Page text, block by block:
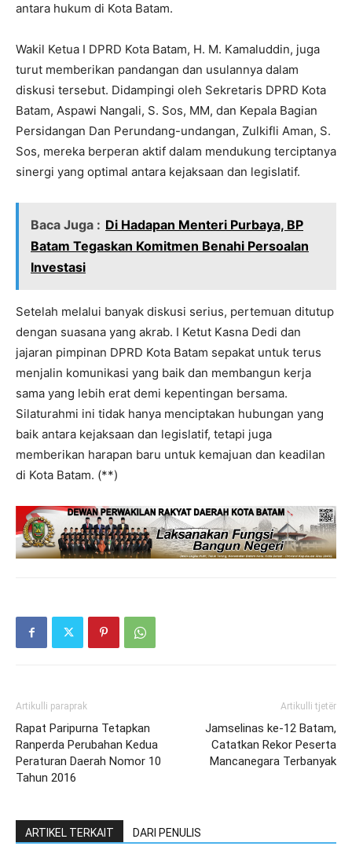
antara hukum di Kota Batam.
Wakil Ketua I DPRD Kota Batam, H. M. Kamaluddin, juga
turut memberikan pandangan dan usulannya dalam
diskusi tersebut. Didampingi oleh Sekretaris DPRD Kota
Batam, Aspawi Nangali, S. Sos, MM, dan Kepala Bagian
Persidangan Dan Perundang-undangan, Zulkifli Aman, S.
Sos, mereka berperan aktif dalam mendukung terciptanya
sinergi yang optimal antara kejaksaan dan legislatif.
Baca Juga : Di Hadapan Menteri Purbaya, BP
Batam Tegaskan Komitmen Benahi Persoalan
Investasi
Setelah melalui banyak diskusi serius, pertemuan ditutup
dengan suasana yang akrab. I Ketut Kasna Dedi dan
jajaran pimpinan DPRD Kota Batam sepakat untuk terus
menjalin komunikasi yang baik dan membangun kerja
sama yang lebih erat demi kepentingan bersama.
Silaturahmi ini tidak hanya menciptakan hubungan yang
baik antara kejaksaan dan legislatif, tetapi juga
memberikan harapan baru untuk kemajuan dan keadilan
di Kota Batam. (**)
Artikulli paraprak
Rapat Paripurna Tetapkan
Ranperda Perubahan Kedua
Peraturan Daerah Nomor 10
Tahun 2016
Artikulli tjetër
Jamselinas ke-12 Batam,
Catatkan Rekor Peserta
Mancanegara Terbanyak
ARTIKEL TERKAIT DARI PENULIS